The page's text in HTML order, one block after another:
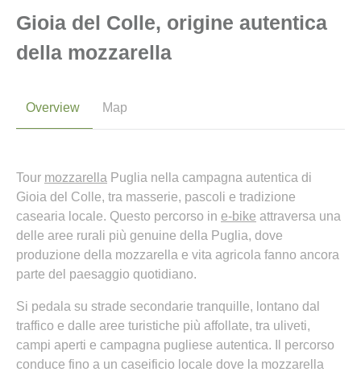
Gioia del Colle, origine autentica
della mozzarella
Overview Map
Tour mozzarella Puglia nella campagna autentica di
Gioia del Colle, tra masserie, pascoli e tradizione
casearia locale. Questo percorso in e-bike attraversa una
delle aree rurali più genuine della Puglia, dove
produzione della mozzarella e vita agricola fanno ancora
parte del paesaggio quotidiano.
Si pedala su strade secondarie tranquille, lontano dal
traffico e dalle aree turistiche più affollate, tra uliveti,
campi aperti e campagna pugliese autentica. Il percorso
conduce fino a un caseificio locale dove la mozzarella